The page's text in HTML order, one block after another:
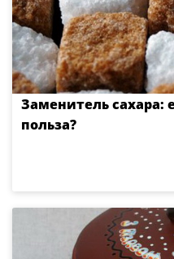
Заменитель сахара:
польза?